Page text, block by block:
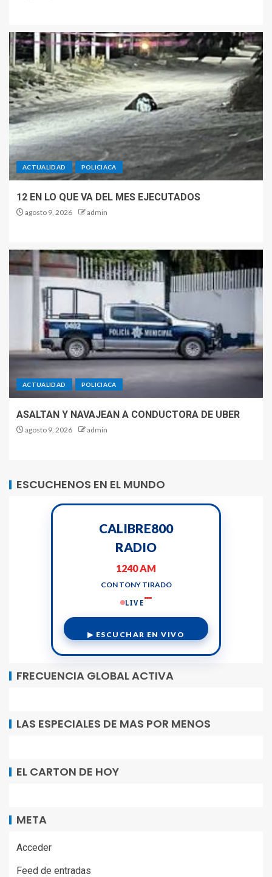
ACTUALIDAD POLICIACA
12 EN LO QUE VA DEL MES EJECUTADOS
agosto 9, 2026 admin
ACTUALIDAD POLICIACA
ASALTAN Y NAVAJEAN A CONDUCTORA DE UBER
agosto 9, 2026 admin
ESCUCHENOS EN EL MUNDO
CALIBRE800
RADIO
1240 AM
CON TONY TIRADO
LIVE
▶ ESCUCHAR EN VIVO
FRECUENCIA GLOBAL ACTIVA
LAS ESPECIALES DE MAS POR MENOS
EL CARTON DE HOY
META
Acceder
Feed de entradas